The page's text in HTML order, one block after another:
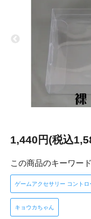
1,440円(税込
この商品のキーワード
ゲームアクセサリー コント
キョウカちゃん